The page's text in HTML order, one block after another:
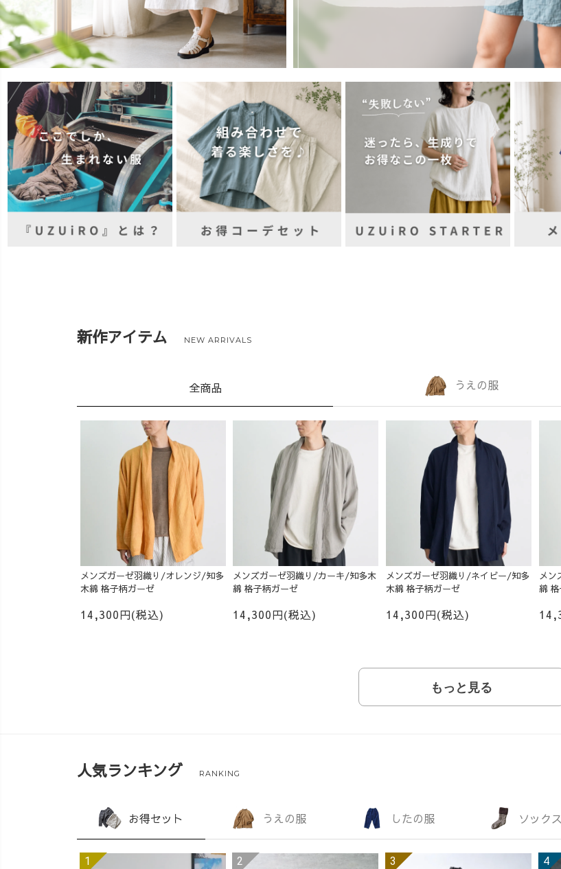
新作アイテム NEW ARRIVALS
全商品 うえの服
メンズガーゼ羽織り/オレンジ/知多
木綿 格子柄ガーゼ
14,300円(税込)
メンズガーゼ羽織り/カーキ/知多木
綿 格子柄ガーゼ
14,300円(税込)
メンズガーゼ羽織り/ネイビー/知多
木綿 格子柄ガーゼ
14,300円(税込)
メン
綿
もっと見る
人気ランキング RANKING
お得セット うえの服 したの服 ソックス